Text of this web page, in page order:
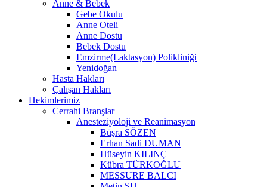
Anne & Bebek
Gebe Okulu
Anne Oteli
Anne Dostu
Bebek Dostu
Emzirme(Laktasyon) Polikliniği
Yenidoğan
Hasta Hakları
Çalışan Hakları
Hekimlerimiz
Cerrahi Branşlar
Anesteziyoloji ve Reanimasyon
Büşra SÖZEN
Erhan Sadi DUMAN
Hüseyin KILINÇ
Kübra TÜRKOĞLU
MESSURE BALCI